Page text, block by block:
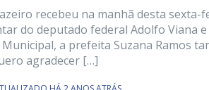
recebeu na manhã desta
do deputado federal Adolfo Viana
a prefeita Suzana Ramos
agradecer […]